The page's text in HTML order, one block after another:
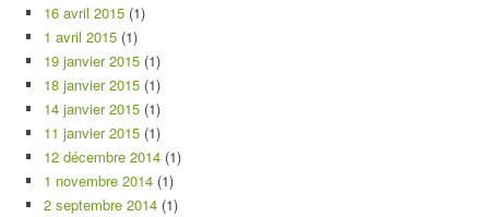
16 avril 2015 (1)
1 avril 2015 (1)
19 janvier 2015 (1)
18 janvier 2015 (1)
14 janvier 2015 (1)
11 janvier 2015 (1)
12 décembre 2014 (1)
1 novembre 2014 (1)
2 septembre 2014 (1)